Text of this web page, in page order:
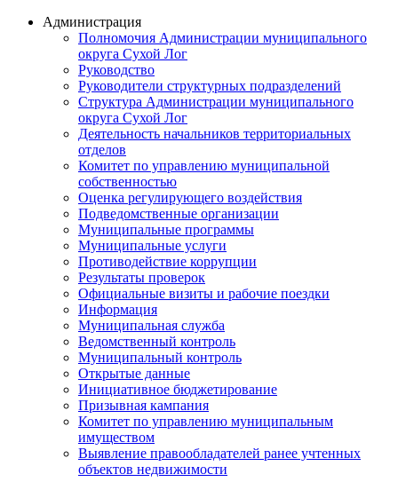
Администрация
Полномочия Администрации муниципального
округа Сухой Лог
Руководство
Руководители структурных подразделений
Структура Администрации муниципального
округа Сухой Лог
Деятельность начальников территориальных
отделов
Комитет по управлению муниципальной
собственностью
Оценка регулирующего воздействия
Подведомственные организации
Муниципальные программы
Муниципальные услуги
Противодействие коррупции
Результаты проверок
Официальные визиты и рабочие поездки
Информация
Муниципальная служба
Ведомственный контроль
Муниципальный контроль
Открытые данные
Инициативное бюджетирование
Призывная кампания
Комитет по управлению муниципальным
имуществом
Выявление правообладателей ранее учтенных
объектов недвижимости